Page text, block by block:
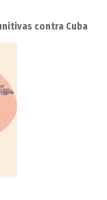
contra Cuba